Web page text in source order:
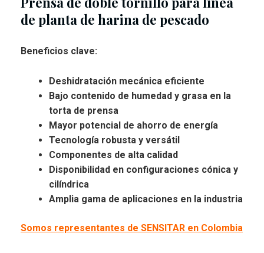
de planta de harina de pescado
Beneficios clave:
Deshidratación mecánica eficiente
Bajo contenido de humedad y grasa en la
torta de prensa
Mayor potencial de ahorro de energía
Tecnología robusta y versátil
Componentes de alta calidad
Disponibilidad en configuraciones cónica y
cilíndrica
Amplia gama de aplicaciones en la industria
Somos representantes de SENSITAR en Colombia